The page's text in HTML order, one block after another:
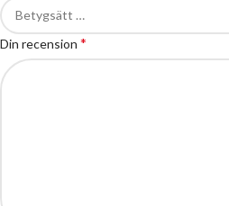
Din recension *